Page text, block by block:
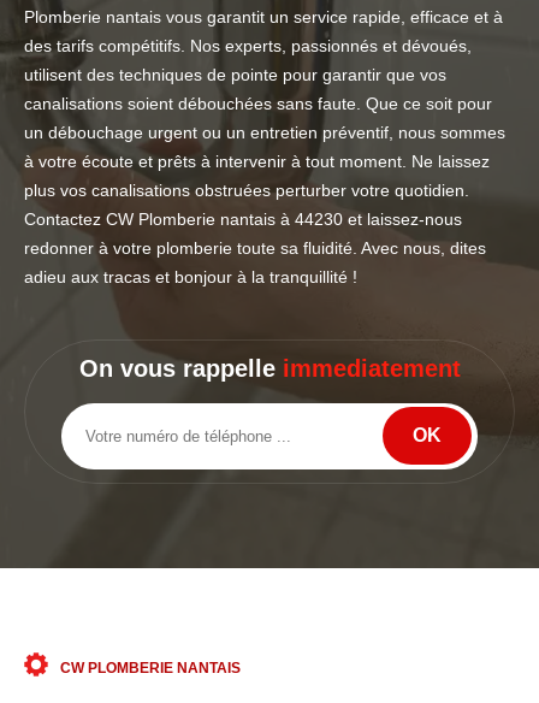
Plomberie nantais vous garantit un service rapide, efficace et à
des tarifs compétitifs. Nos experts, passionnés et dévoués,
utilisent des techniques de pointe pour garantir que vos
canalisations soient débouchées sans faute. Que ce soit pour
un débouchage urgent ou un entretien préventif, nous sommes
à votre écoute et prêts à intervenir à tout moment. Ne laissez
plus vos canalisations obstruées perturber votre quotidien.
Contactez CW Plomberie nantais à 44230 et laissez-nous
redonner à votre plomberie toute sa fluidité. Avec nous, dites
adieu aux tracas et bonjour à la tranquillité !
On vous rappelle immediatement
CW PLOMBERIE NANTAIS